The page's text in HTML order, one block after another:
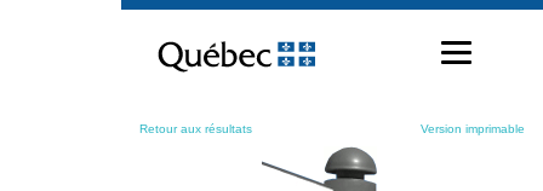
contenu
Retour aux résultats Version imprimable